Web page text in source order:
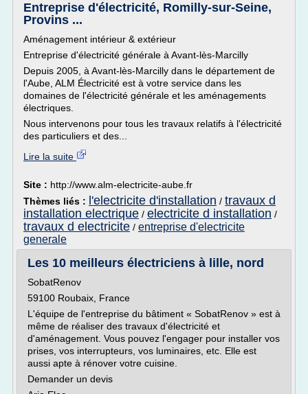
Entreprise d'électricité, Romilly-sur-Seine,
Provins ...
Aménagement intérieur & extérieur
Entreprise d'électricité générale à Avant-lès-Marcilly
Depuis 2005, à Avant-lès-Marcilly dans le département de
l'Aube, ALM Électricité est à votre service dans les
domaines de l'électricité générale et les aménagements
électriques.
Nous intervenons pour tous les travaux relatifs à l'électricité
des particuliers et des...
Lire la suite
Site : http://www.alm-electricite-aube.fr
Thèmes liés :
l'electricite d'installation / travaux d
installation electrique / electricite d installation /
travaux d electricite / entreprise d'electricite
generale
Les 10 meilleurs électriciens à lille, nord
SobatRenov
59100 Roubaix, France
L'équipe de l'entreprise du bâtiment « SobatRenov » est à
même de réaliser des travaux d'électricité et
d'aménagement. Vous pouvez l'engager pour installer vos
prises, vos interrupteurs, vos luminaires, etc. Elle est
aussi apte à rénover votre cuisine.
Demander un devis